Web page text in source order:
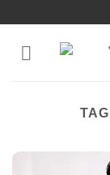
content